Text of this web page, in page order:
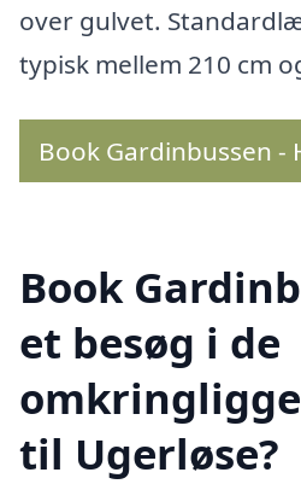
over gulvet.
typisk mellem 210 cm
Book Gardinbussen -
Book
et besøg i de
til Ugerløse?